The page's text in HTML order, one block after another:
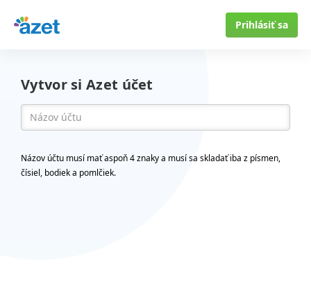
Prihlásiť sa
Vytvor si Azet účet
Názov účtu musí mať aspoň 4 znaky a musí sa skladať iba z písmen,
čísiel, bodiek a pomlčiek.